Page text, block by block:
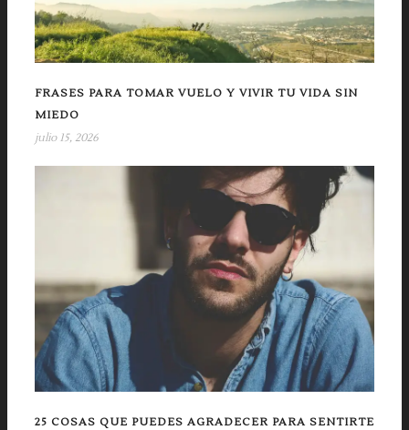
FRASES PARA TOMAR VUELO Y VIVIR TU VIDA SIN
MIEDO
julio 15, 2026
25 COSAS QUE PUEDES AGRADECER PARA SENTIRTE